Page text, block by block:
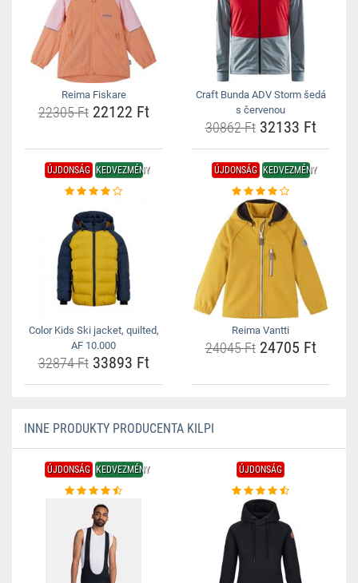
Reima Fiskare
22305 Ft22122 Ft
Craft Bunda ADV Storm šedá
s červenou
30862 Ft32133 Ft
ÚJDONSÁG KEDVEZMÉNY
Color Kids Ski jacket, quilted,
AF 10.000
32874 Ft33893 Ft
ÚJDONSÁG KEDVEZMÉNY
Reima Vantti
24045 Ft24705 Ft
INNE PRODUKTY PRODUCENTA KILPI
ÚJDONSÁG KEDVEZMÉNY ÚJDONSÁG